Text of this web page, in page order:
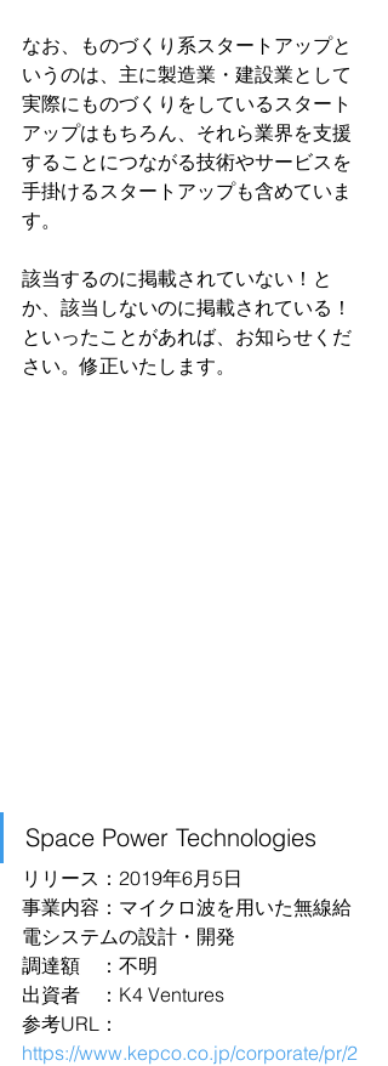
なお、ものづくり系スタートアップと
いうのは、主に製造業・建設業として
実際にものづくりをしているスタート
アップはもちろん、それら業界を支援
することにつながる技術やサービスを
手掛けるスタートアップも含めていま
す。
該当するのに掲載されていない！と
か、該当しないのに掲載されている！
といったことがあれば、お知らせくだ
さい。修正いたします。
Space Power Technologies
リリース：2019年6月5日
事業内容：マイクロ波を用いた無線給
電システムの設計・開発
調達額　：不明
出資者　：K4 Ventures
参考URL：
https://www.kepco.co.jp/corporate/pr/2